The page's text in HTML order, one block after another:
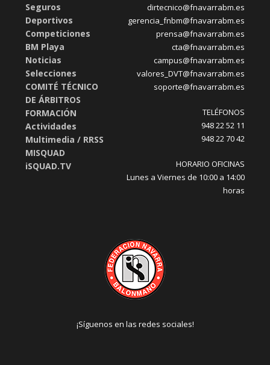
Seguros
Deportivos
Competiciones
BM Playa
Noticias
Selecciones
COMITÉ TÉCNICO
DE ÁRBITROS
FORMACIÓN
Actividades
Multimedia / RRSS
MISQUAD
iSQUAD.TV
dirtecnico@fnavarrabm.es
gerencia_fnbm@fnavarrabm.es
prensa@fnavarrabm.es
cta@fnavarrabm.es
campus@fnavarrabm.es
valores_DVT@fnavarrabm.es
soporte@fnavarrabm.es
TELÉFONOS
948 22 52 11
948 22 70 42
HORARIO OFICINAS
Lunes a Viernes de 10:00 a 14:00
horas
¡Síguenos en las redes sociales!